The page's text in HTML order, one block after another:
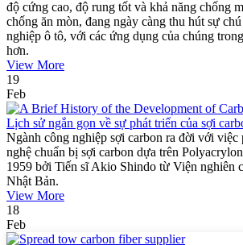
độ cứng cao, độ rung tốt và khả năng chống
chống ăn mòn, đang ngày càng thu hút sự
nghiệp ô tô, với các ứng dụng của chúng
hơn.
View More
19
Feb
Lịch sử ngắn gọn về sự phát triển của sợi
Ngành công nghiệp sợi carbon ra đời với việc
nghệ chuẩn bị sợi carbon dựa trên
1959 bởi Tiến sĩ Akio Shindo từ Viện nghiên
Nhật Bản.
View More
18
Feb